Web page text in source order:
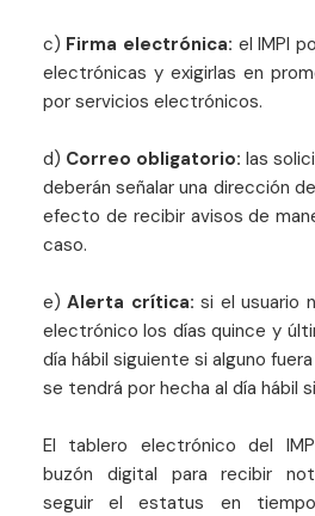
c) Firma electrónica: el IMPI
electrónicas y exigirlas en
por servicios electrónicos.
d) Correo obligatorio: las
deberán señalar una dirección
efecto de recibir avisos de
caso.
e)Alerta crítica: si el usuario
electrónico los días quince y
día hábil siguiente si alguno
se tendrá por hecha al día hábil
El tablero electrónico del
buzón digital para recibir
seguir el estatus en